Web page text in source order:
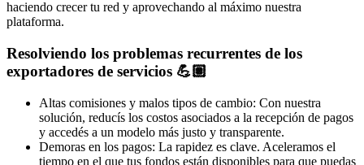
haciendo crecer tu red y aprovechando al máximo nuestra
plataforma.
Resolviendo los problemas recurrentes de los
exportadores de servicios 💪🏽
Altas comisiones y malos tipos de cambio: Con nuestra
solución, reducís los costos asociados a la recepción de pagos
y accedés a un modelo más justo y transparente.
Demoras en los pagos: La rapidez es clave. Aceleramos el
tiempo en el que tus fondos están disponibles para que puedas